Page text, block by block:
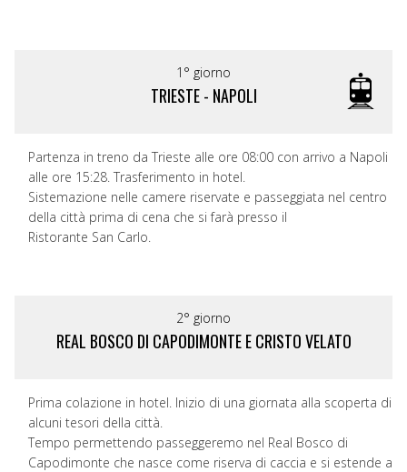
1° giorno
TRIESTE - NAPOLI
Partenza in treno da Trieste alle ore 08:00 con arrivo a Napoli
alle ore 15:28. Trasferimento in hotel.
Sistemazione nelle camere riservate e passeggiata nel centro
della città prima di cena che si farà presso il
Ristorante San Carlo.
2° giorno
REAL BOSCO DI CAPODIMONTE E CRISTO VELATO
Prima colazione in hotel. Inizio di una giornata alla scoperta di
alcuni tesori della città.
Tempo permettendo passeggeremo nel Real Bosco di
Capodimonte che nasce come riserva di caccia e si estende a